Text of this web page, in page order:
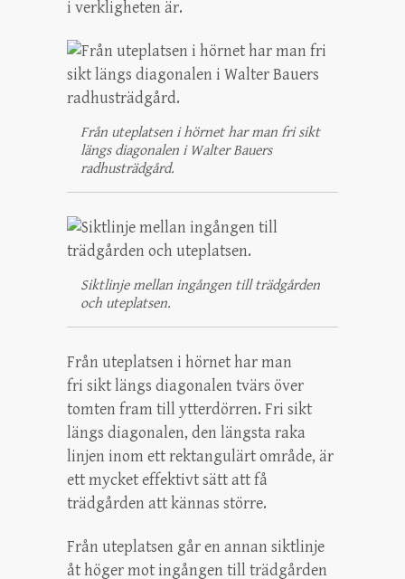
i verkligheten är.
Från uteplatsen i hörnet har man fri sikt
längs diagonalen i Walter Bauers
radhusträdgård.
Siktlinje mellan ingången till trädgården
och uteplatsen.
Från uteplatsen i hörnet har man
fri sikt längs diagonalen tvärs över
tomten fram till ytterdörren. Fri sikt
längs diagonalen, den längsta raka
linjen inom ett rektangulärt område, är
ett mycket effektivt sätt att få
trädgården att kännas större.
Från uteplatsen går en annan siktlinje
åt höger mot ingången till trädgården